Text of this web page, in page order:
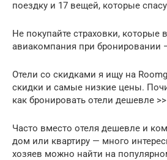
поездку и 17 вещей, которые
Не покупайте страховки, которые
авиакомпания при бронировании
Отели со скидками я ищу на
скидки и самые низкие цены.
как бронировать отели дешевле >>
Часто вместо отеля дешевле и
дом или квартиру — много
хозяев можно найти на